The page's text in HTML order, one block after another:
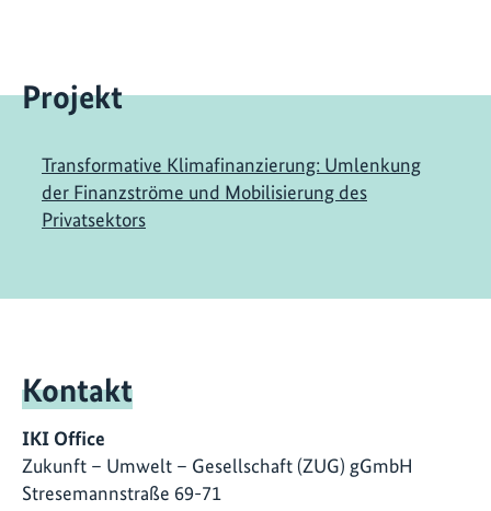
Projekt
Transformative Klimafinanzierung: Umlenkung
der Finanzströme und Mobilisierung des
Privatsektors
Kontakt
IKI Office
Zukunft – Umwelt – Gesellschaft (ZUG) gGmbH
Stresemannstraße 69-71